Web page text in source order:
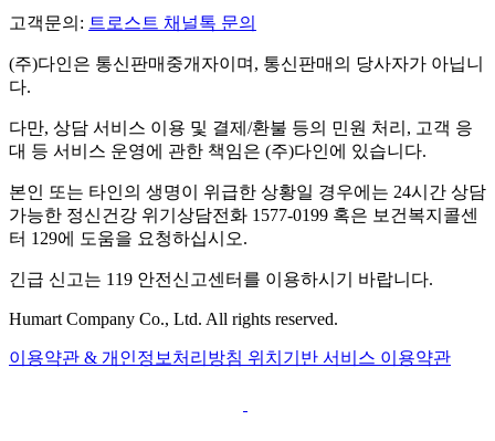
고객문의: 트로스트 채널톡 문의
(주)다인은 통신판매중개자이며, 통신판매의 당사자가 아닙니
다.
다만, 상담 서비스 이용 및 결제/환불 등의 민원 처리, 고객 응
대 등 서비스 운영에 관한 책임은 (주)다인에 있습니다.
본인 또는 타인의 생명이 위급한 상황일 경우에는 24시간 상담
가능한 정신건강 위기상담전화 1577-0199 혹은 보건복지콜센
터 129에 도움을 요청하십시오.
긴급 신고는 119 안전신고센터를 이용하시기 바랍니다.
Humart Company Co., Ltd. All rights reserved.
이용약관 & 개인정보처리방침 위치기반 서비스 이용약관